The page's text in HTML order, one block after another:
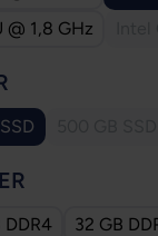
@ 1,8 GHz
nicht verfügbar.)
DDR4 32 GB